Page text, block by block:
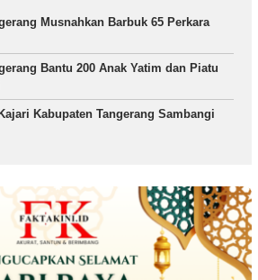
Musnahkan Barbuk 65 Perkara
Bantu 200 Anak Yatim dan Piatu
Kabupaten Tangerang Sambangi